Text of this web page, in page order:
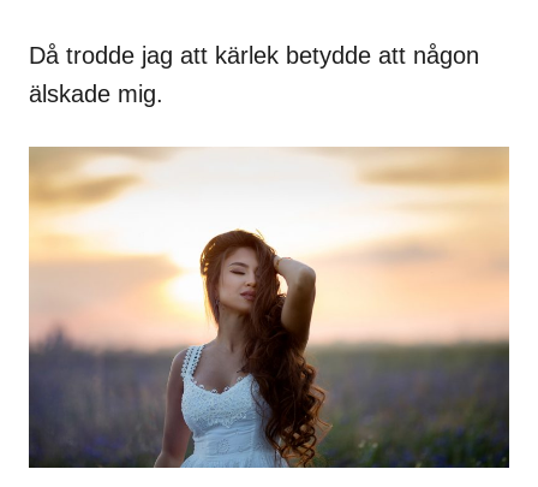
Då trodde jag att kärlek betydde att någon
älskade mig.